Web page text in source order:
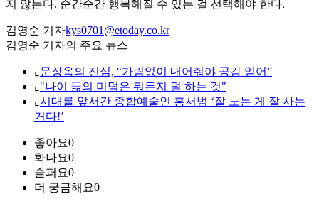
지 않는다. 순간순간 행복해질 수 있는 걸 선택해야 한다.
김영순 기자kys0701@etoday.co.kr
김영순 기자의 주요 뉴스
⌞ 문장옥의 진심, “가림없이 내어줘야 공감 얻어”
⌞ "나이 듦의 미덕은 뭐든지 덜 하는 것"
⌞ 시대를 앞서간 종합예술인 홍서범 ‘잘 노는 게 잘 사는
거다!’
좋아요0
화나요0
슬퍼요0
더 궁금해요0